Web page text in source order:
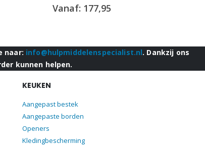
out of 5
Vanaf: 177,95
naar: info@hulpmiddelenspecialist.nl. Dankzij ons
kunnen helpen.
KEUKEN
Aangepast bestek
Aangepaste borden
Openers
Kledingbescherming